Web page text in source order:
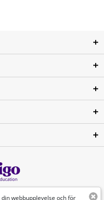
webbupplevelse och för